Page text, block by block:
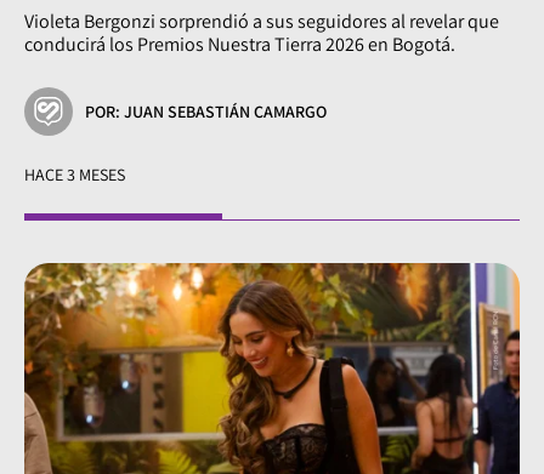
Violeta Bergonzi sorprendió a sus seguidores al revelar que
conducirá los Premios Nuestra Tierra 2026 en Bogotá.
POR: JUAN SEBASTIÁN CAMARGO
HACE 3 MESES